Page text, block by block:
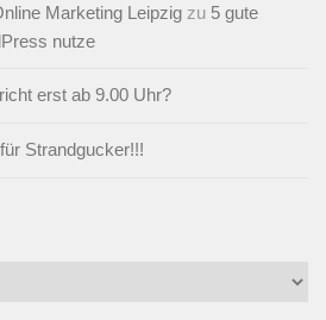
Marketing Leipzig zu 5 gute
nutze
erst ab 9.00 Uhr?
Strandgucker!!!